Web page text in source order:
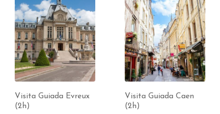
Visita Guiada Evreux
(2h)
Visita Guiada Caen
(2h)